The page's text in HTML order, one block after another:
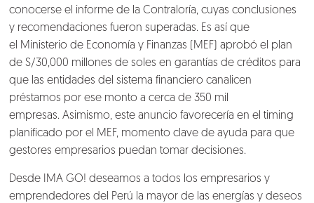
conocerse el informe de laContraloría, cuyas conclusiones
y recomendaciones fueron superadas. Es así que
el Ministerio de Economía y Finanzas (MEF)
aprobó el plan
de S/30,000 millones de soles en garantías de créditos para
que las entidades del sistema financiero canalicen
préstamos por ese monto a cerca de 350 mil
empresas. Asimismo, este anuncio favorecería en el timing
planificado por el MEF, momento clave de ayuda para que
gestores empresarios puedan tomar decisiones.
Desde IMA GO! deseamos a todos los empresarios y
emprendedores del Perú la mayor de las energías y deseos